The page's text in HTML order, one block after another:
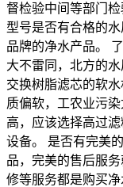
督检验中间等部门
型号是否有合格的
品牌的净水产品。
大不雷同，北方的
交换树脂滤芯的软
质偏软，工农业污
高，应该选择高过
设备。 是否有完美
品，完美的售后服
修等服务都是购买